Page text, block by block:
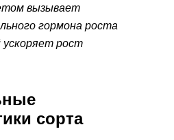
вызывает
гормона роста
рост
сорта